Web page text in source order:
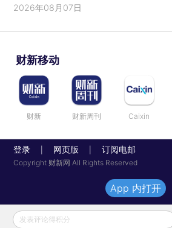
2026年08月07日
财新移动
财新 财新周刊 Caixin
登录 网页版 订阅电邮
Copyright 财新网 All Rights Reserved
发表评论得积分
App 内打开